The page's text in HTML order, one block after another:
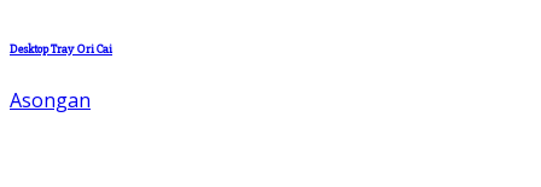
Desktop Tray Ori Cai
Asongan